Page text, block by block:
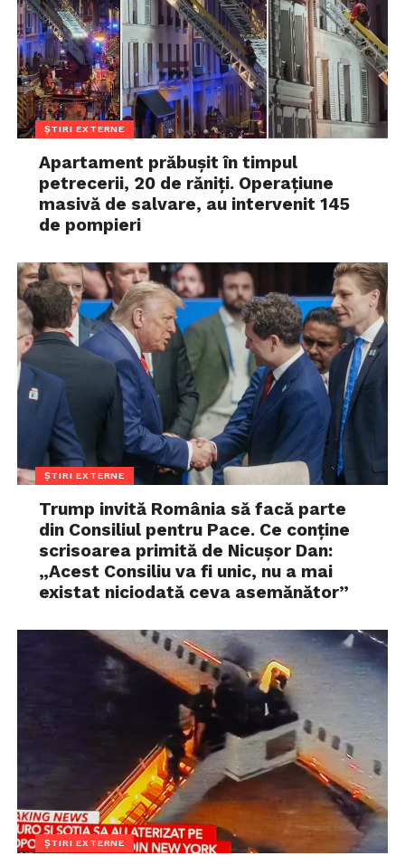
ȘTIRI EXTERNE
Apartament prăbușit în timpul
petrecerii, 20 de răniți. Operațiune
masivă de salvare, au intervenit 145
de pompieri
ȘTIRI EXTERNE
Trump invită România să facă parte
din Consiliul pentru Pace. Ce conține
scrisoarea primită de Nicușor Dan:
„Acest Consiliu va fi unic, nu a mai
existat niciodată ceva asemănător”
ȘTIRI EXTERNE